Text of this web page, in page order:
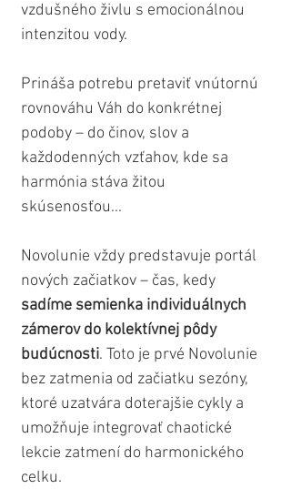
vzdušného živlu s emocionálnou
intenzitou vody.
Prináša potrebu pretaviť vnútornú
rovnováhu Váh do konkrétnej
podoby – do činov, slov a
každodenných vzťahov, kde sa
harmónia stáva žitou
skúsenosťou...
Novolunie vždy predstavuje portál
nových začiatkov – čas, kedy
sadíme semienka individuálnych
zámerov do kolektívnej pôdy
budúcnosti. Toto je prvé Novolunie
bez zatmenia od začiatku sezóny,
ktoré uzatvára doterajšie cykly a
umožňuje integrovať chaotické
lekcie zatmení do harmonického
celku.